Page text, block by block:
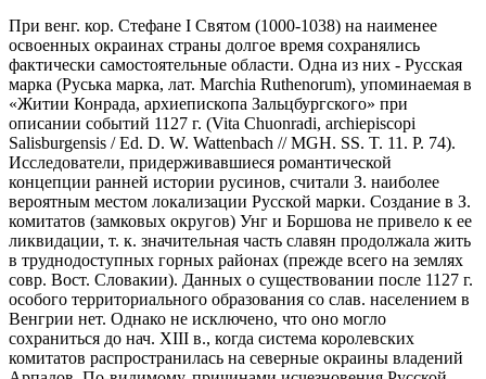
При венг. кор. Стефане I Святом (1000-1038) на наименее
освоенных окраинах страны долгое время сохранялись
фактически самостоятельные области. Одна из них - Русская
марка (Руська марка, лат. Marchia Ruthenorum), упоминаемая в
«Житии Конрада, архиепископа Зальцбургского» при
описании событий 1127 г. (Vita Chuonradi, archiepiscopi
Salisburgensis / Ed. D. W. Wattenbach // MGH. SS. T. 11. P. 74).
Исследователи, придерживавшиеся романтической
концепции ранней истории русинов, считали З. наиболее
вероятным местом локализации Русской марки. Создание в З.
комитатов (замковых округов) Унг и Боршова не привело к ее
ликвидации, т. к. значительная часть славян продолжала жить
в труднодоступных горных районах (прежде всего на землях
совр. Вост. Словакии). Данных о существовании после 1127 г.
особого территориального образования со слав. населением в
Венгрии нет. Однако не исключено, что оно могло
сохраниться до нач. ХIII в., когда система королевских
комитатов распространилась на северные окраины владений